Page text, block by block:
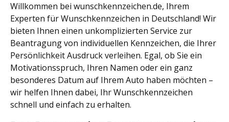
Willkommen bei wunschkennzeichen.de, Ihrem
Experten für Wunschkennzeichen in Deutschland! Wir
bieten Ihnen einen unkomplizierten Service zur
Beantragung von individuellen Kennzeichen, die Ihrer
Persönlichkeit Ausdruck verleihen. Egal, ob Sie ein
Motivationsspruch, Ihren Namen oder ein ganz
besonderes Datum auf Ihrem Auto haben möchten –
wir helfen Ihnen dabei, Ihr Wunschkennzeichen
schnell und einfach zu erhalten.